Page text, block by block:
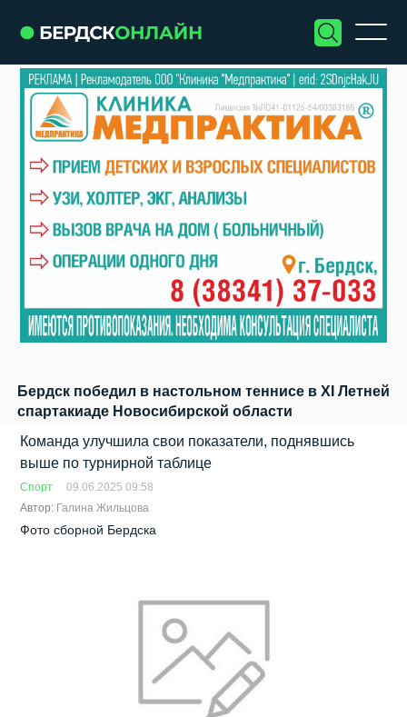
Бердск победил в настольном теннисе в XI Летней
спартакиаде Новосибирской области
Команда улучшила свои показатели, поднявшись
выше по турнирной таблице
Спорт
09.06.2025 09:58
Автор: Галина Жильцова
Фото сборной Бердска